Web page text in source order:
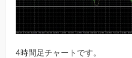
4時間足チャートです。